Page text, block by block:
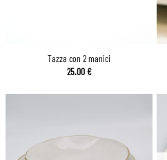
Tazza con 2 manici
25.00€